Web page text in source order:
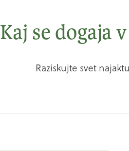
Kaj se dogaja
Raziskujte svet